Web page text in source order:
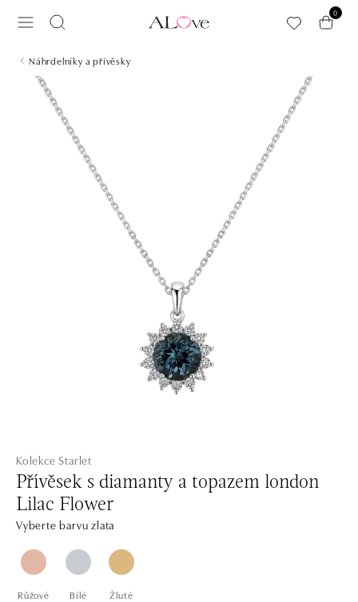
0
Náhrdelníky a přívěsky
Kolekce Starlet
Přívěsek s diamanty a topazem london
Lilac Flower
Vyberte barvu zlata
Růžové Bílé Žluté